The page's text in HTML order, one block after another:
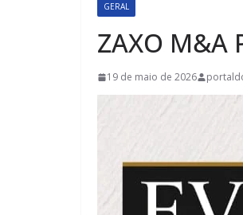
GERAL
ZAXO
19 de maio de 2026